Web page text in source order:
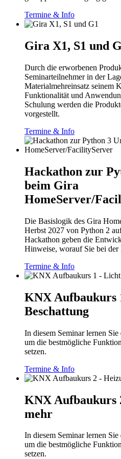
Termine & Info
Gira X1, S1 und
Durch die erworbenen
Seminarteilnehmer in der
Materialmehreinsatz seinem
Funktionalität und
Schulung werden die
vorgestellt.
Termine & Info
Hackathon zur
beim Gira
HomeServer/
Die Basislogik des Gira
Herbst 2027 von Python 2
Hackathon geben die
Hinweise, worauf Sie bei der
Termine & Info
KNX Aufbaukurs
Beschattung
In diesem Seminar lernen
um die bestmögliche
setzen.
Termine & Info
KNX Aufbaukurs
mehr
In diesem Seminar lernen
um die bestmögliche
setzen.